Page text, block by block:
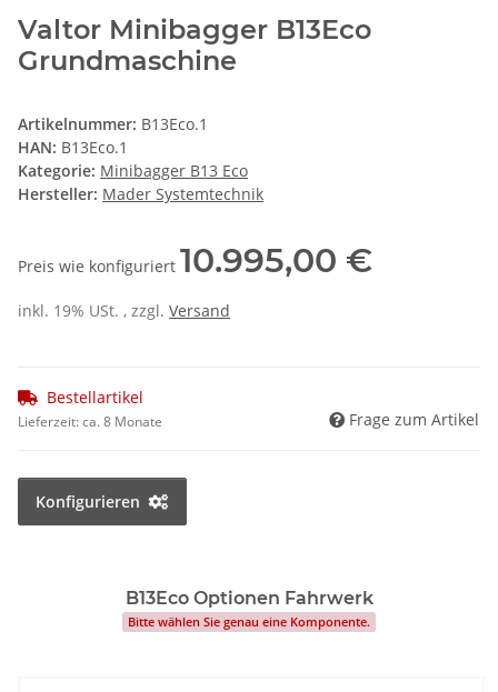
Valtor Minibagger B13Eco
Grundmaschine
Artikelnummer: B13Eco.1
HAN: B13Eco.1
Kategorie: Minibagger B13 Eco
Hersteller: Mader Systemtechnik
Preis wie konfiguriert 10.995,00 €
inkl. 19% USt. , zzgl. Versand
Bestellartikel
Lieferzeit:ca. 8 Monate Frage zum Artikel
Konfigurieren
B13Eco Optionen Fahrwerk
Bitte wählen Sie genau eine Komponente.